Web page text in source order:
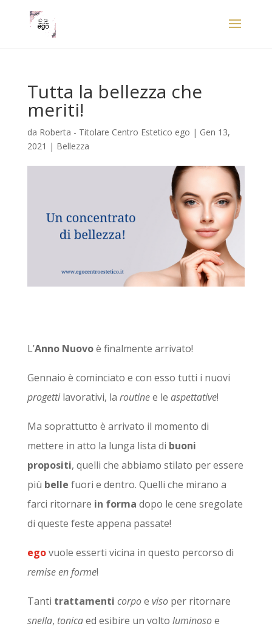
Tutta la bellezza che
meriti!
da Roberta - Titolare Centro Estetico ego | Gen 13,
2021 | Bellezza
L’Anno Nuovoè finalmente arrivato!
Gennaio è cominciato e con esso tutti i nuovi
progettilavorativi, la routinee le aspettative!
Ma soprattutto è arrivato il momento di
mettere in atto la lunga lista di buoni
propositi, quelli che abbiamo stilato per essere
più belle fuori e dentro. Quelli che mirano a
farci ritornare in forma dopo le cene sregolate
di queste feste appena passate!
egovuole esserti vicina in questo percorso di
remise en forme!
Tanti trattamenti corpoe visoper ritornare
snella, tonicaed esibire un volto luminosoe